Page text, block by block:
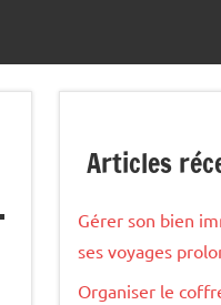
Articles
Gérer son bien
ses voyages
Organiser le